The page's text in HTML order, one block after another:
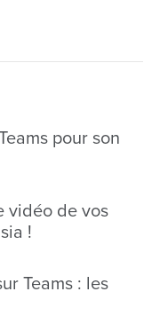
pour son
vidéo de vos
!
Teams : les